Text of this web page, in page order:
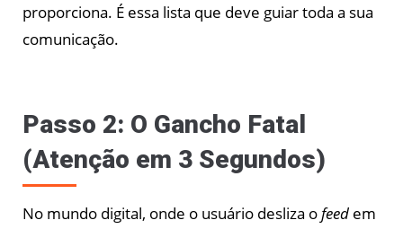
proporciona. É essa lista que deve guiar toda a sua
comunicação.
Passo 2: O Gancho Fatal
(Atenção em 3 Segundos)
No mundo digital, onde o usuário desliza ofeed em